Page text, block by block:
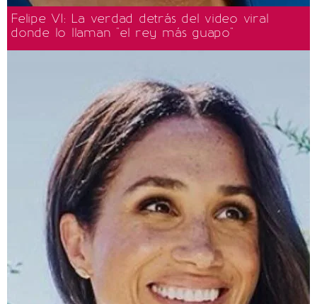
Felipe VI: La verdad detrás del video viral
donde lo llaman "el rey más guapo"